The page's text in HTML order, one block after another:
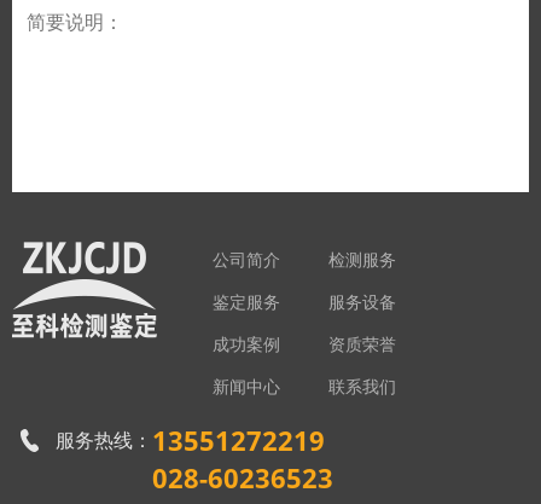
公司简介
检测服务
鉴定服务
服务设备
成功案例
资质荣誉
新闻中心
联系我们
服务热线： 13551272219
028-60236523